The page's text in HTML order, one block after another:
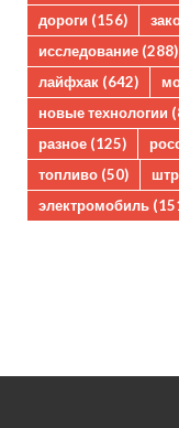
дороги (156)
исследование (288)
лайфхак (642)
новые технологии
разное (125)
топливо (50)
электромобиль